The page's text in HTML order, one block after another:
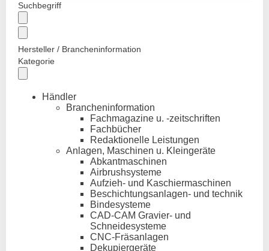
Suchbegriff
Hersteller / Brancheninformation
Kategorie
Händler
Brancheninformation
Fachmagazine u. -zeitschriften
Fachbücher
Redaktionelle Leistungen
Anlagen, Maschinen u. Kleingeräte
Abkantmaschinen
Airbrushsysteme
Aufzieh- und Kaschiermaschinen
Beschichtungsanlagen- und technik
Bindesysteme
CAD-CAM Gravier- und
Schneidesysteme
CNC-Fräsanlagen
Dekupiergeräte